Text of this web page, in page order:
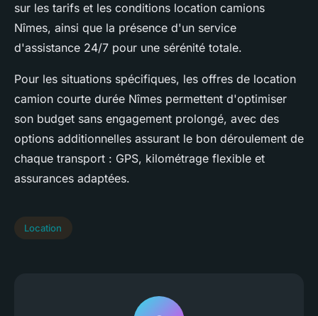
sur les tarifs et les conditions location camions
Nîmes, ainsi que la présence d'un service
d'assistance 24/7 pour une sérénité totale.
Pour les situations spécifiques, les offres de location
camion courte durée Nîmes permettent d'optimiser
son budget sans engagement prolongé, avec des
options additionnelles assurant le bon déroulement de
chaque transport : GPS, kilométrage flexible et
assurances adaptées.
Location